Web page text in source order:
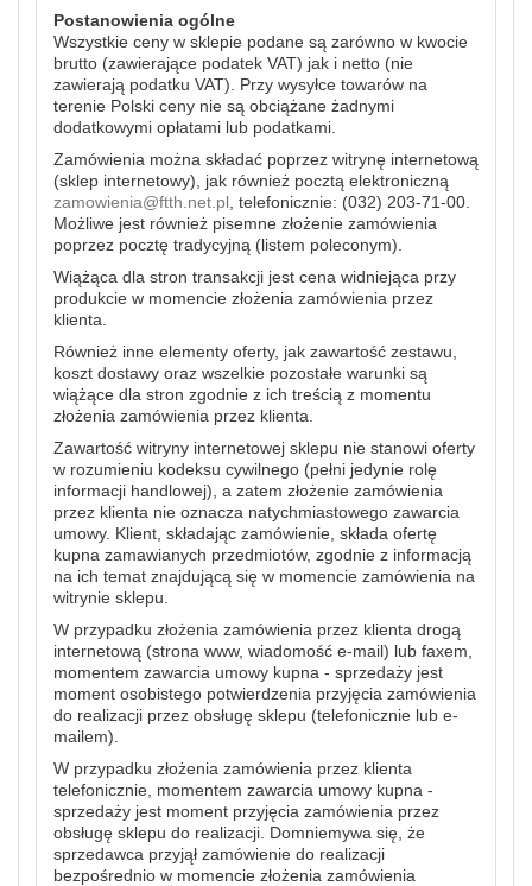
Postanowienia ogólne
Wszystkie ceny w sklepie podane są zarówno w kwocie
brutto (zawierające podatek VAT) jak i netto (nie
zawierają podatku VAT). Przy wysyłce towarów na
terenie Polski ceny nie są obciążane żadnymi
dodatkowymi opłatami lub podatkami.
Zamówienia można składać poprzez witrynę internetową
(sklep internetowy), jak również pocztą elektroniczną
zamowienia@ftth.net.pl , telefonicznie: (032) 203-71-00.
Możliwe jest również pisemne złożenie zamówienia
poprzez pocztę tradycyjną (listem poleconym).
Wiążąca dla stron transakcji jest cena widniejąca przy
produkcie w momencie złożenia zamówienia przez
klienta.
Również inne elementy oferty, jak zawartość zestawu,
koszt dostawy oraz wszelkie pozostałe warunki są
wiążące dla stron zgodnie z ich treścią z momentu
złożenia zamówienia przez klienta.
Zawartość witryny internetowej sklepu nie stanowi oferty
w rozumieniu kodeksu cywilnego (pełni jedynie rolę
informacji handlowej), a zatem złożenie zamówienia
przez klienta nie oznacza natychmiastowego zawarcia
umowy. Klient, składając zamówienie, składa ofertę
kupna zamawianych przedmiotów, zgodnie z informacją
na ich temat znajdującą się w momencie zamówienia na
witrynie sklepu.
W przypadku złożenia zamówienia przez klienta drogą
internetową (strona www, wiadomość e-mail) lub faxem,
momentem zawarcia umowy kupna - sprzedaży jest
moment osobistego potwierdzenia przyjęcia zamówienia
do realizacji przez obsługę sklepu (telefonicznie lub e-
mailem).
W przypadku złożenia zamówienia przez klienta
telefonicznie, momentem zawarcia umowy kupna -
sprzedaży jest moment przyjęcia zamówienia przez
obsługę sklepu do realizacji. Domniemywa się, że
sprzedawca przyjął zamówienie do realizacji
bezpośrednio w momencie złożenia zamówienia